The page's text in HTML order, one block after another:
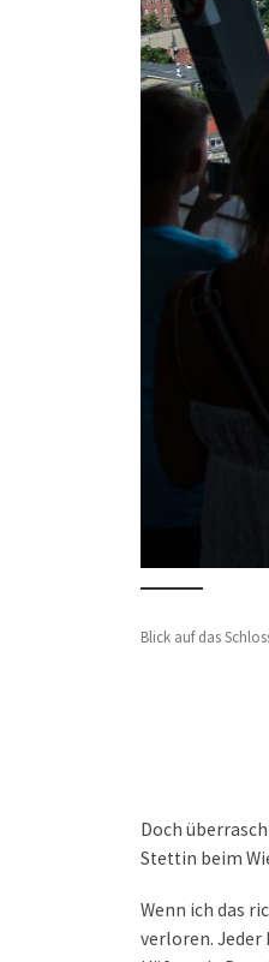
Blick auf das
Doch
Stettin beim
Wenn ich das
verloren.